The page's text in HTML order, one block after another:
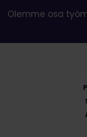
Olemme osa